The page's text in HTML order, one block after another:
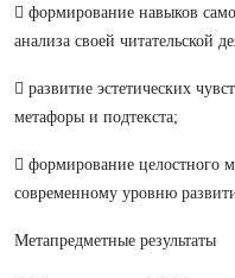
 формирование навыков
анализа своей читательской
 развитие эстетических
метафоры и подтекста;
 формирование целостного
современному уровню
Метапредметные результаты